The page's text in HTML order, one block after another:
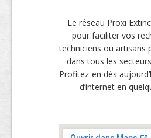
Le réseau Proxi
pour faciliter vos
techniciens ou artisans
dans tous les
Profitez-en dès
d’internet en